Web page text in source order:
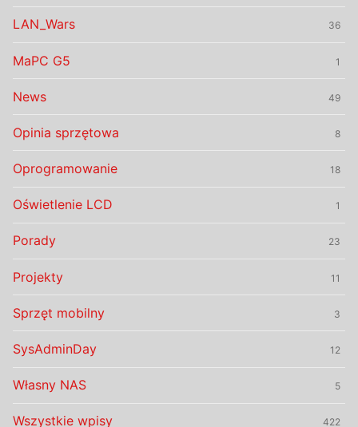
LAN_Wars 36
MaPC G5 1
News 49
Opinia sprzętowa 8
Oprogramowanie 18
Oświetlenie LCD 1
Porady 23
Projekty 11
Sprzęt mobilny 3
SysAdminDay 12
Własny NAS 5
Wszystkie wpisy 422